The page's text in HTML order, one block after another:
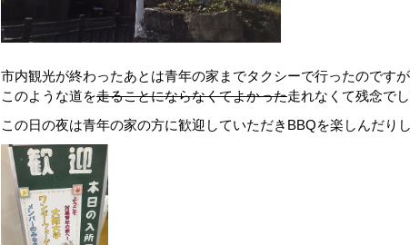
市内観光が終わったあとは青年の家までタクシーで行ったのです
このような道を走ることにならなくてよかった走れなくて残念でし
この日の夜は青年の家の方に歓迎していただきBBQを楽しんだりし